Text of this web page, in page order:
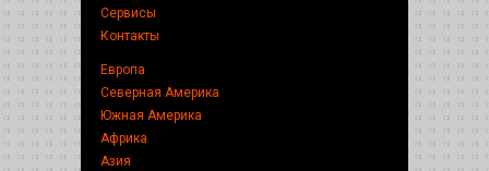
Сервисы
Контакты
Европа
Северная Америка
Южная Америка
Африка
Азия